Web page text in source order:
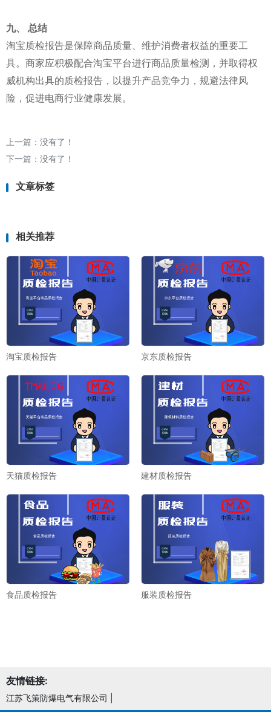
九、 总结
淘宝质检报告是保障商品质量、维护消费者权益的重要工
具。商家应积极配合淘宝平台进行商品质量检测，并取得权
威机构出具的质检报告，以提升产品竞争力，规避法律风
险，促进电商行业健康发展。
上一篇：没有了！
下一篇：没有了！
文章标签
相关推荐
淘宝质检报告 京东质检报告
天猫质检报告 建材质检报告
食品质检报告 服装质检报告
友情链接:
江苏飞策防爆电气有限公司